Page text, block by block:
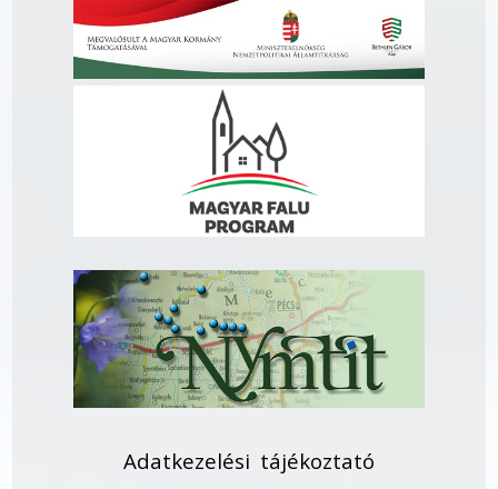
Adatkezelési tájékoztató